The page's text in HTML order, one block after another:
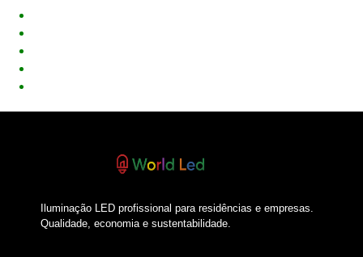
Iluminação LED profissional para residências e empresas.
Qualidade, economia e sustentabilidade.